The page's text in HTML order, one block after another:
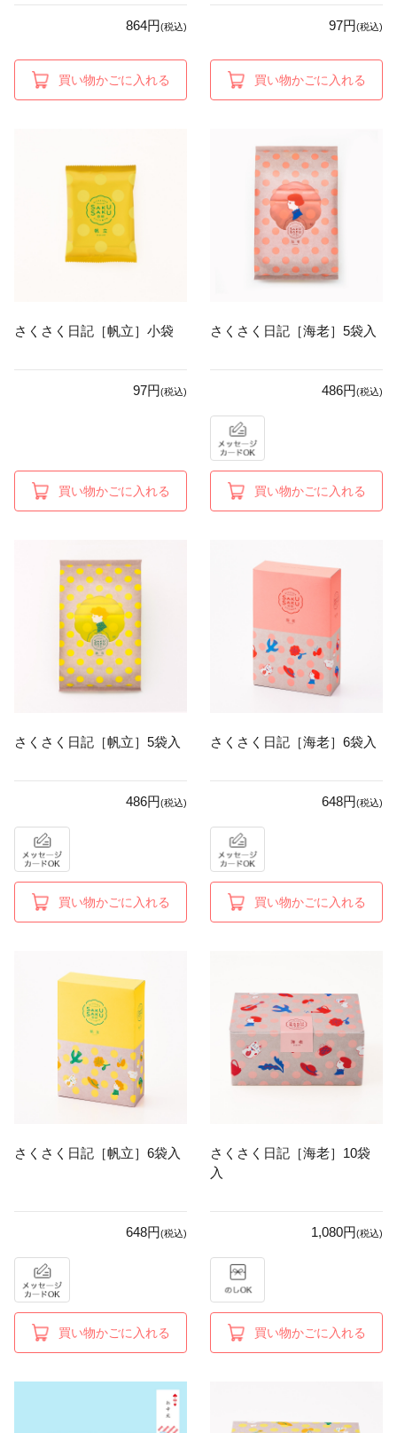
864円(税込)
買い物かごに入れる
97円(税込)
買い物かごに入れる
さくさく日記［帆立］小袋
97円(税込)
買い物かごに入れる
さくさく日記［海老］5袋入
486円(税込)
買い物かごに入れる
さくさく日記［帆立］5袋入
486円(税込)
買い物かごに入れる
さくさく日記［海老］6袋入
648円(税込)
買い物かごに入れる
さくさく日記［帆立］6袋入
648円(税込)
買い物かごに入れる
さくさく日記［海老］10袋
入
1,080円(税込)
買い物かごに入れる